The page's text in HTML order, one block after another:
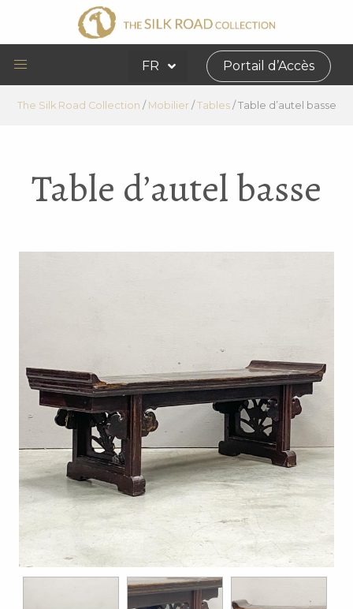
FR Portail d’Accès
The Silk Road Collection / Mobilier/ Tables/ Table d’autel basse
Table d’autel basse